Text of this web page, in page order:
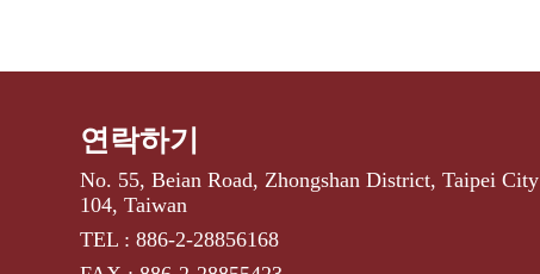
연락하기
No. 55, Beian Road, Zhongshan District, Taipei City
104, Taiwan
TEL : 886-2-28856168